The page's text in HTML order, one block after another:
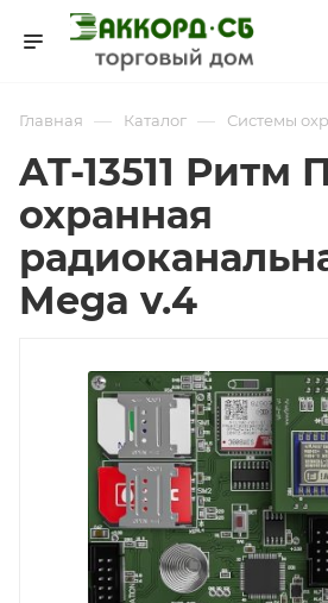
Главная — Каталог — Системы
AT-13511 Ритм
охранная
Mega v.4